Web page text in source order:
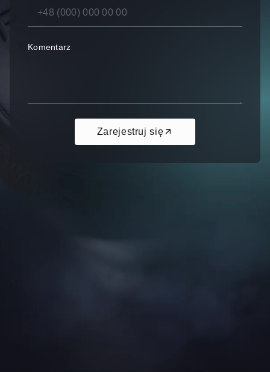
Komentarz
Zarejestruj się